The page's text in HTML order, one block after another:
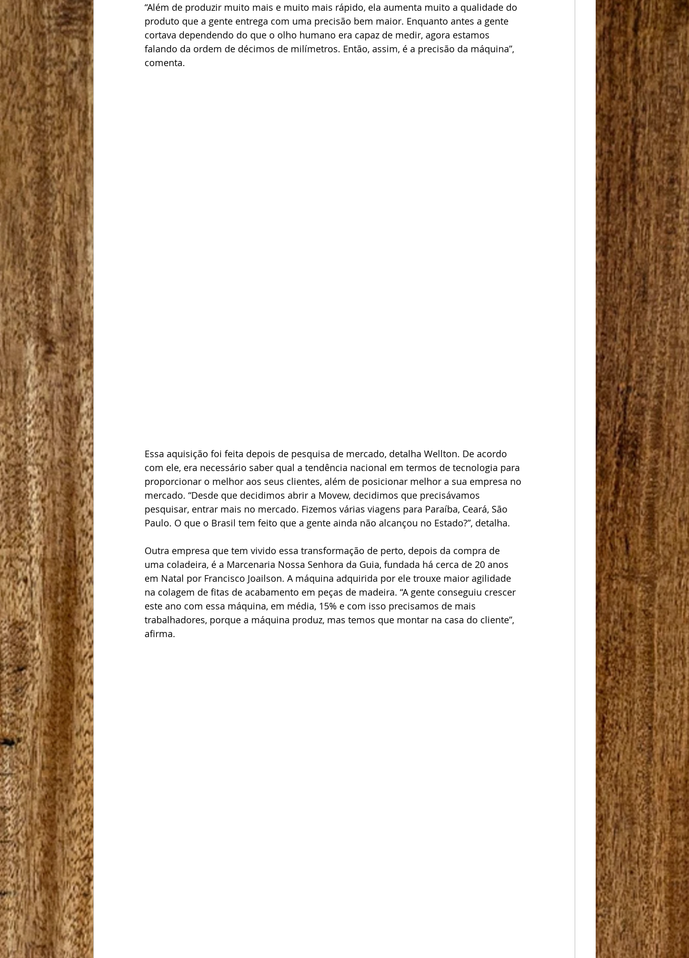
“Além de produzir muito mais e muito mais rápido, ela aumenta muito a qualidade do
produto que a gente entrega com uma precisão bem maior. Enquanto antes a gente
cortava dependendo do que o olho humano era capaz de medir, agora estamos
falando da ordem de décimos de milímetros. Então, assim, é a precisão da máquina”,
comenta.
Essa aquisição foi feita depois de pesquisa de mercado, detalha Wellton. De acordo
com ele, era necessário saber qual a tendência nacional em termos de tecnologia para
proporcionar o melhor aos seus clientes, além de posicionar melhor a sua empresa no
mercado. “Desde que decidimos abrir a Movew, decidimos que precisávamos
pesquisar, entrar mais no mercado. Fizemos várias viagens para Paraíba, Ceará, São
Paulo. O que o Brasil tem feito que a gente ainda não alcançou no Estado?”, detalha.
Outra empresa que tem vivido essa transformação de perto, depois da compra de
uma coladeira, é a Marcenaria Nossa Senhora da Guia, fundada há cerca de 20 anos
em Natal por Francisco Joailson. A máquina adquirida por ele trouxe maior agilidade
na colagem de fitas de acabamento em peças de madeira. “A gente conseguiu crescer
este ano com essa máquina, em média, 15% e com isso precisamos de mais
trabalhadores, porque a máquina produz, mas temos que montar na casa do cliente”,
afirma.